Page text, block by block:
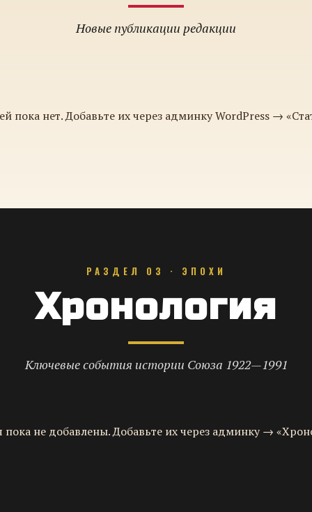
Новые публикации редакции
пока нет. Добавьте их через админку WordPress →
РАЗДЕЛ 03 · ЭПОХИ
Хронология
Ключевые события истории Союза 1922—1991
пока не добавлены. Добавьте их через админку →